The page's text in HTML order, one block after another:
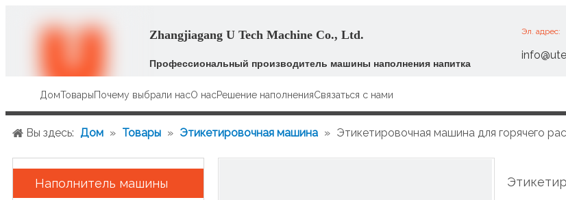
Zhangjiagang U Tech Machine Co., Ltd.
Профессиональный производитель машины наполнения напитка
Эл. адрес:
ДомТоварыПочему выбрали насО насРешение наполненияСвязаться с нами
Вы здесь: Дом » Товары » Этикетировочная машина » Этикетировочная машина для горячего
Наполнитель машины